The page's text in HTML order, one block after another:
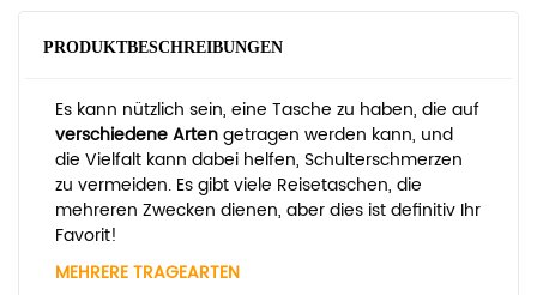
PRODUKTBESCHREIBUNGEN
Es kann nützlich sein, eine Tasche zu haben, die auf
verschiedene Artengetragen werden kann, und
die Vielfalt kann dabei helfen, Schulterschmerzen
zu vermeiden. Es gibt viele Reisetaschen, die
mehreren Zwecken dienen, aber dies ist definitiv Ihr
Favorit!
MEHRERE TRAGEARTEN